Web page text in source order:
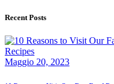
Recent Posts
Recipes
Maggio 20, 2023